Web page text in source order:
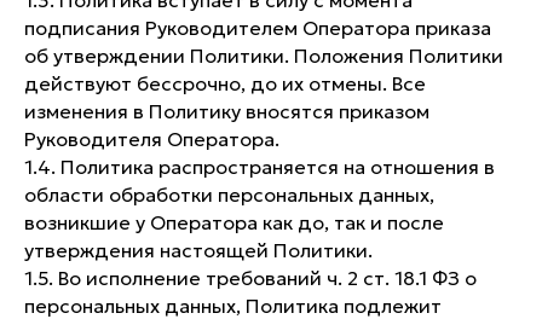
подписания Руководителем Оператора приказа
об утверждении Политики. Положения Политики
действуют бессрочно, до их отмены. Все
изменения в Политику вносятся приказом
Руководителя Оператора.
1.4. Политика распространяется на отношения в
области обработки персональных данных,
возникшие у Оператора как до, так и после
утверждения настоящей Политики.
1.5. Во исполнение требований ч. 2 ст. 18.1 ФЗ о
персональных данных, Политика подлежит